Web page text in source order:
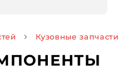
Кузовные запчасти